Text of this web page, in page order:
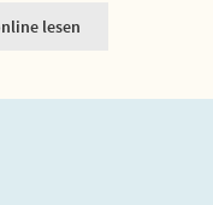
lesen